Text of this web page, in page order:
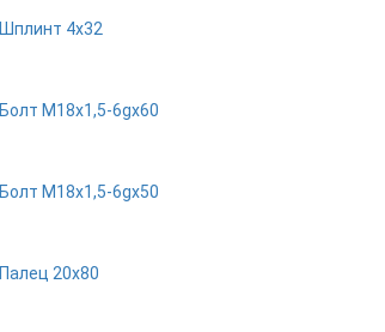
Шплинт 4х32
Болт М18х1,5-6gх60
Болт М18х1,5-6gх50
Палец 20х80